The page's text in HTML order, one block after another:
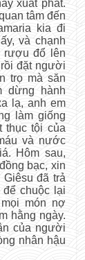
xuất phát.
tâm đến
kia đi
và chạnh
rượu đổ lên
đặt người
trọ mà săn
dừng hành
lạ, anh em
làm giống
thục tội của
và nước
Hôm sau,
bạc, xin
đã trả
chuộc lại
món nợ
hằng ngày.
của người
nhân hậu